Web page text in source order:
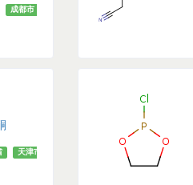
成都市 武汉市
天津市 √ 北京市